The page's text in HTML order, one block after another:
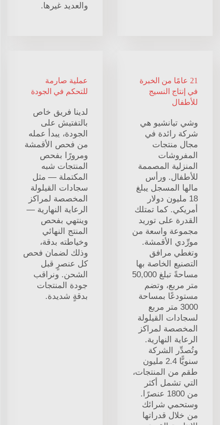
والعديد غيرها.
21 عامًا من الخبرة
في إنتاج النسيج
للأطفال
وشي تيانشيو هي
شركة رائدة في
مجال منتجات
المفروشات
المنزلية المصممة
للأطفال. ورأس
مالها المسجل يبلغ
18 مليون دولار
أمريكي. كما تمتلك
القدرة على توريد
مجموعة واسعة من
مورِّدي الأقمشة.
وتغطي مرافق
التصنيع الخاصة بها
مساحةً تبلغ 50,000
متر مربع، وتضم
مستودعًا بمساحة
3000 متر مربع
لسجادات القيلولة
المخصصة لمراكز
الرعاية النهارية.
وتُصدِّر الشركة
سنويًّا 2.4 مليون
طقم من المنتجات،
التي تشمل أكثر
من 1800 عنصرًا.
وستحمي شرائك
من خلال قدراتها
عملية صارمة
للتحكم في الجودة
لدينا فريق خاص
بالتفتيش على
الجودة، يبدأ عمله
من فحص الأقمشة
ومرورًا بفحص
المنتجات شبه
المكتملة — مثل
سجادات القيلولة
المخصصة لمراكز
الرعاية النهارية —
وينتهي بفحص
المنتج النهائي
وخياطته بدقة،
وذلك لضمان فحص
كل عنصرٍ قبل
الشحن. ونراقب
جودة المنتجات
بدقةٍ شديدة.